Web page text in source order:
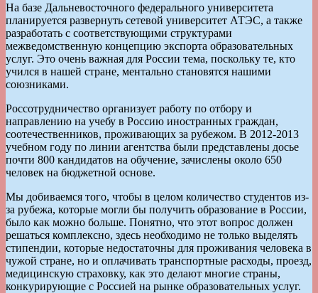
На базе Дальневосточного федерального университета
планируется развернуть сетевой университет АТЭС, а также
разработать с соответствующими структурами
межведомственную концепцию экспорта образовательных
услуг. Это очень важная для России тема, поскольку те, кто
учился в нашей стране, ментально становятся нашими
союзниками.
Россотрудничество организует работу по отбору и
направлению на учебу в Россию иностранных граждан,
соотечественников, проживающих за рубежом. В 2012-2013
учебном году по линии агентства были представлены досье
почти 800 кандидатов на обучение, зачислены около 650
человек на бюджетной основе.
Мы добиваемся того, чтобы в целом количество студентов из-
за рубежа, которые могли бы получить образование в России,
было как можно больше. Понятно, что этот вопрос должен
решаться комплексно, здесь необходимо не только выделять
стипендии, которые недостаточны для проживания человека в
чужой стране, но и оплачивать транспортные расходы, проезд,
медицинскую страховку, как это делают многие страны,
конкурирующие с Россией на рынке образовательных услуг.